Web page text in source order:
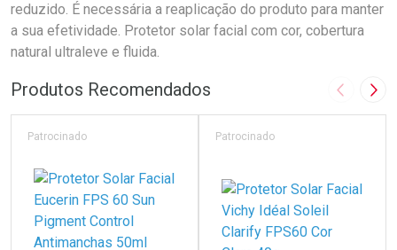
reduzido. É necessária a reaplicação do produto para manter
a sua efetividade. Protetor solar facial com cor, cobertura
natural ultraleve e fluida.
Produtos Recomendados Imagem
Patrocinado Patrocinado